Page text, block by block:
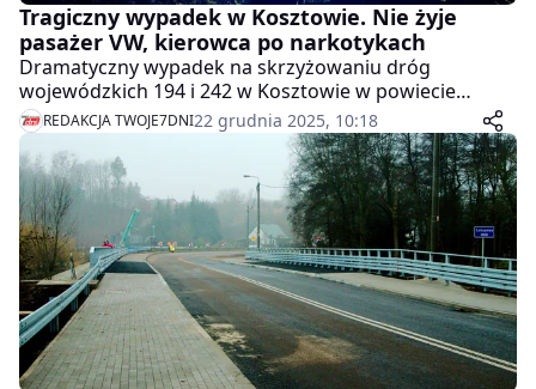
Tragiczny wypadek w Kosztowie. Nie żyje
pasażer VW, kierowca po narkotykach
Dramatyczny wypadek na skrzyżowaniu dróg
wojewódzkich 194 i 242 w Kosztowie w powiecie
pilskim. 33-letni pasażer volkswagena passata zginął
na miejscu, a policja zatrzymała zarówno sprawcę, jak i
jednego z poszkodowanych - był pod wpływem
narkotyków.
REDAKCJA TWOJE7DNI22 grudnia 2025, 10:18